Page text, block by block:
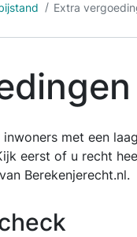
Extra
met een
eerst of u recht
Berekenjerecht.nl.